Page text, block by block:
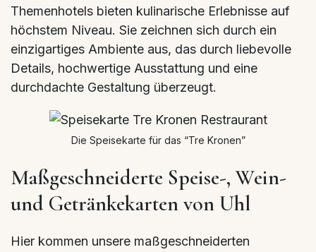
Themenhotels bieten kulinarische Erlebnisse auf
höchstem Niveau. Sie zeichnen sich durch ein
einzigartiges Ambiente aus, das durch liebevolle
Details, hochwertige Ausstattung und eine
durchdachte Gestaltung überzeugt.
Die Speisekarte für das “Tre Kronen”
Maßgeschneiderte Speise-, Wein-
und Getränkekarten von Uhl
Hier kommen unsere maßgeschneiderten